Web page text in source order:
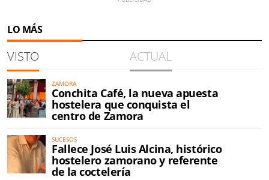
LO MÁS
VISTO ACTUAL
ZAMORA
Conchita Café, la nueva apuesta
hostelera que conquista el
centro de Zamora
SUCESOS
Fallece José Luis Alcina, histórico
hostelero zamorano y referente
de la coctelería